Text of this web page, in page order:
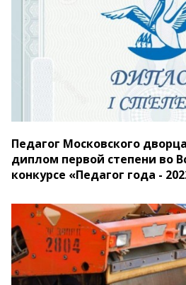
Педагог Московского
диплом первой степени во
конкурсе «Педагог года -